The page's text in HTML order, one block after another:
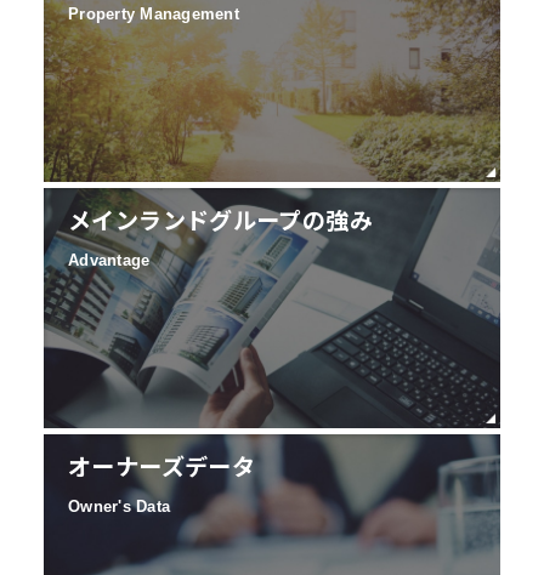
Property Management
メインランドグループの強み
Advantage
オーナーズデータ
Owner's Data